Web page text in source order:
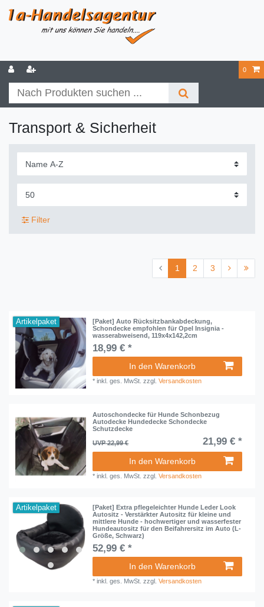
0
Transport & Sicherheit
Filter
1 2 3
Artikelpaket
[Paket] Auto Rücksitzbankabdeckung,
Schondecke empfohlen für Opel Insignia -
wasserabweisend, 119x4x142,2cm
18,99 € *
In den Warenkorb
*inkl. ges. MwSt. zzgl.Versandkosten
Autoschondecke für Hunde Schonbezug
Autodecke Hundedecke Schondecke
Schutzdecke
UVP 22,99 €
21,99 € *
In den Warenkorb
*inkl. ges. MwSt. zzgl.Versandkosten
Artikelpaket
[Paket] Extra pflegeleichter Hunde Leder Look
Autositz - Verstärkter Autositz für kleine und
mittlere Hunde - hochwertiger und wasserfester
Hundeautositz für den Beifahrersitz im Auto (L-
Größe, Schwarz)
52,99 € *
In den Warenkorb
*inkl. ges. MwSt. zzgl.Versandkosten